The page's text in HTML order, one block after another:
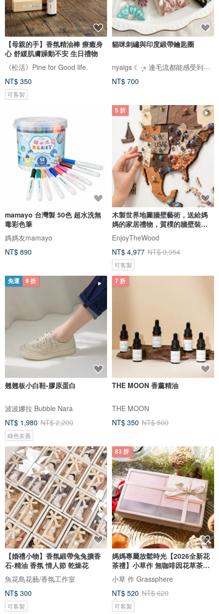
【母親的手】香氛精油棒 療癒身
心 舒緩肌膚躁動不安 生日禮物
《松活》Pine for Good life.
NT$ 350
可客製
貓咪刺繡與印度緞帶鑰匙圈
nyaigs ☾·̩͙⋆ 連毛流都能感受到的貓咪刺繡
NT$ 700
mamayo 台灣製 50色 超水洗無
毒彩色筆
媽媽友mamayo
NT$ 890
5 折
木製世界地圖牆壁藝術，送給媽
媽的家居禮物，質樸的牆壁裝
飾，3D 世界地圖
EnjoyTheWood
NT$ 4,977 NT$ 9,954
可客製
免運 9 折
翹翹板小白鞋-膠原蛋白
波波娜拉 Bubble Nara
NT$ 1,980 NT$ 2,200
綠色友善
7 折
THE MOON 香薰精油
THE MOON
NT$ 350 NT$ 500
【婚禮小物】香氛緞帶兔兔擴香
石-精油 香氛 情人節 乾燥花
魚花島花藝/香氛工作室
NT$ 300
可客製
83 折
媽媽專屬放鬆時光【2026全新花
茶禮】小草作 無咖啡因花草茶禮
盒
小草 作 Grassphere
NT$ 520 NT$ 620
可客製